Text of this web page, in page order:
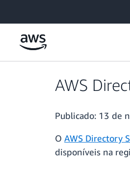
AWS
Publicado: 13 de
O AWS Directory
disponíveis na